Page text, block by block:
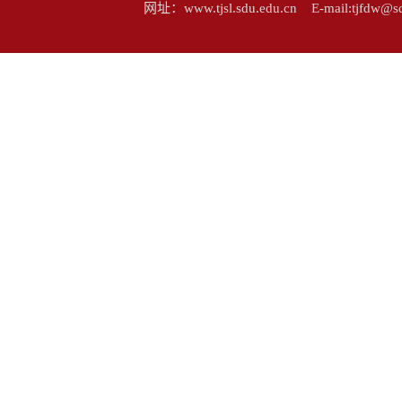
网址：www.tjsl.sdu.edu.cn E-